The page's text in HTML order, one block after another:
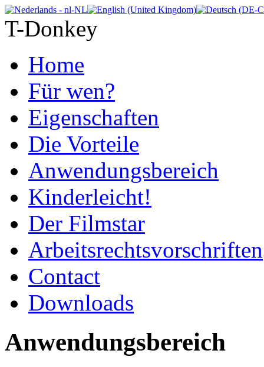
T-Donkey
Home
Für wen?
Eigenschaften
Die Vorteile
Anwendungsbereich
Kinderleicht!
Der Filmstar
Arbeitsrechtsvorschriften
Contact
Downloads
Anwendungsbereich